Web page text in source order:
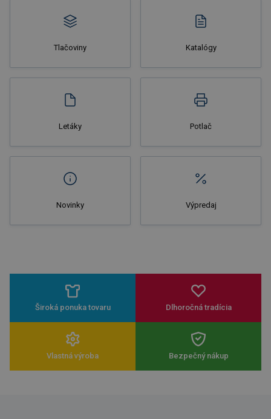
Tlačoviny Katalógy
Letáky Potlač
Novinky Výpredaj
Široká ponuka tovaru Dlhoročná tradícia
Vlastná výroba Bezpečný nákup